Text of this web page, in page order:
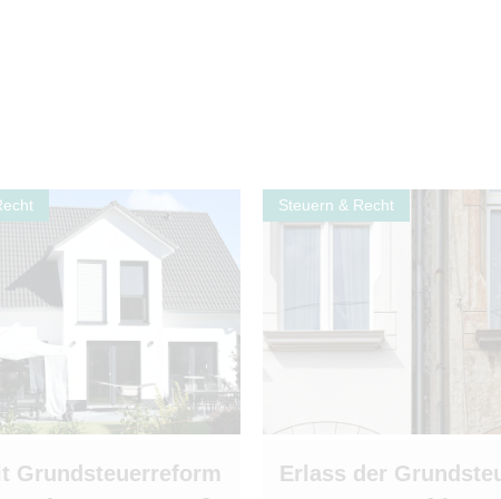
Grundsteuerreform
Steuern & Recht
Erlass der